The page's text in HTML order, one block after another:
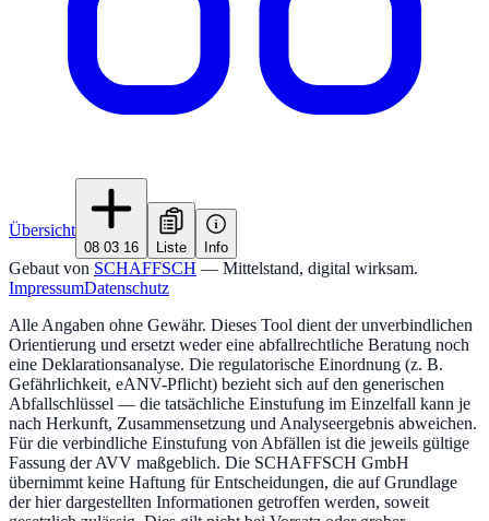
Übersicht
08 03 16 Liste Info
Gebaut von SCHAFFSCH — Mittelstand, digital wirksam.
ImpressumDatenschutz
Alle Angaben ohne Gewähr. Dieses Tool dient der unverbindlichen
Orientierung und ersetzt weder eine abfallrechtliche Beratung noch
eine Deklarationsanalyse. Die regulatorische Einordnung (z. B.
Gefährlichkeit, eANV-Pflicht) bezieht sich auf den generischen
Abfallschlüssel — die tatsächliche Einstufung im Einzelfall kann je
nach Herkunft, Zusammensetzung und Analyseergebnis abweichen.
Für die verbindliche Einstufung von Abfällen ist die jeweils gültige
Fassung der AVV maßgeblich. Die SCHAFFSCH GmbH
übernimmt keine Haftung für Entscheidungen, die auf Grundlage
der hier dargestellten Informationen getroffen werden, soweit